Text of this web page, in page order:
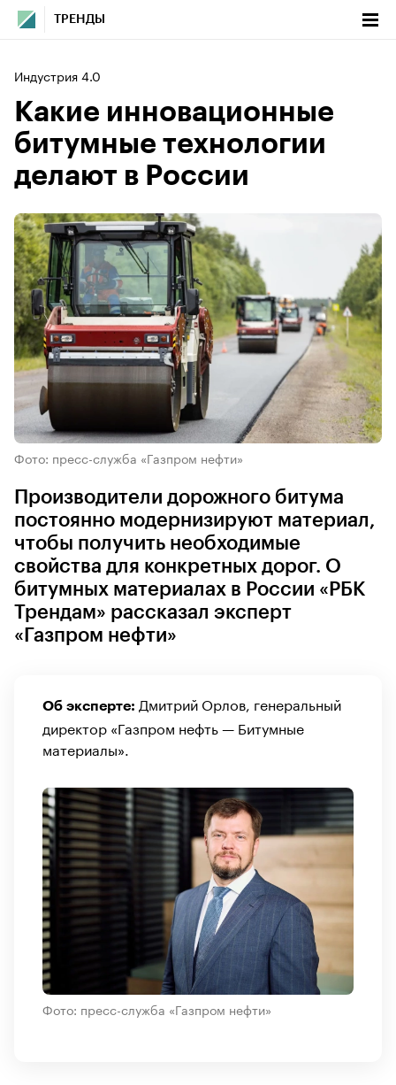
ТРЕНДЫ
Индустрия 4.0
Какие инновационные
битумные технологии
делают в России
Фото: пресс-служба «Газпром нефти»
Производители дорожного битума
постоянно модернизируют материал,
чтобы получить необходимые
свойства для конкретных дорог. О
битумных материалах в России «РБК
Трендам» рассказал эксперт
«Газпром нефти»
Об эксперте: Дмитрий Орлов, генеральный
директор «Газпром нефть — Битумные
материалы».
Фото: пресс-служба «Газпром нефти»